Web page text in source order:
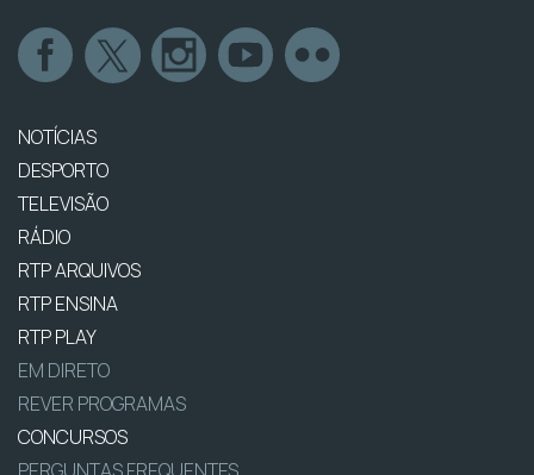
NOTÍCIAS
DESPORTO
TELEVISÃO
RÁDIO
RTP ARQUIVOS
RTP ENSINA
RTP PLAY
EM DIRETO
REVER PROGRAMAS
CONCURSOS